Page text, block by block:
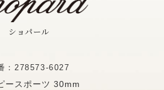
ショパール
：278573-6027
ースポーツ 30mm